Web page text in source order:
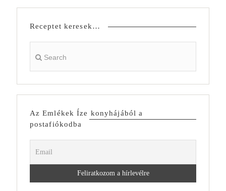
Receptet keresek…
Az Emlékek Íze konyhájából a
postafiókodba